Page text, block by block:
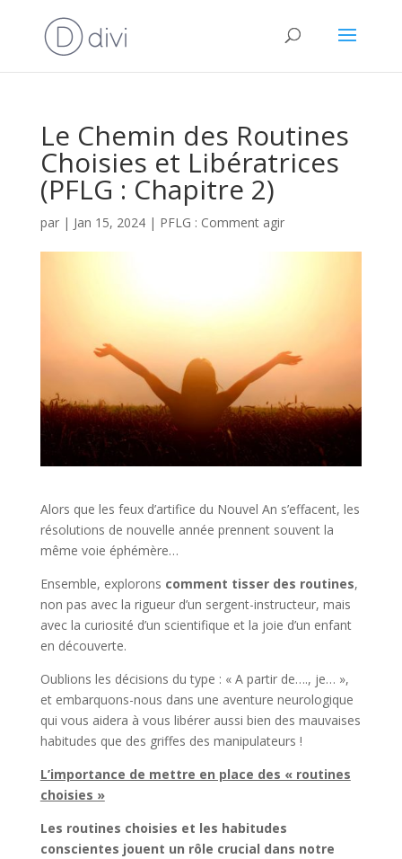
Le Chemin des Routines
Choisies et Libératrices
(PFLG : Chapitre 2)
par | Jan 15, 2024| PFLG : Comment agir
Alors que les feux d’artifice du Nouvel An s’effacent, les
résolutions de nouvelle année prennent souvent la
même voie éphémère…
Ensemble, explorons comment tisser des routines,
non pas avec la rigueur d’un sergent-instructeur, mais
avec la curiosité d’un scientifique et la joie d’un enfant
en découverte.
Oublions les décisions du type : « A partir de…., je… »,
et embarquons-nous dans une aventure neurologique
qui vous aidera à vous libérer aussi bien des mauvaises
habitudes que des griffes des manipulateurs !
L’importance de mettre en place des « routines
choisies »
Les routines choisies et les habitudes
conscientes jouent un rôle crucial dans notre